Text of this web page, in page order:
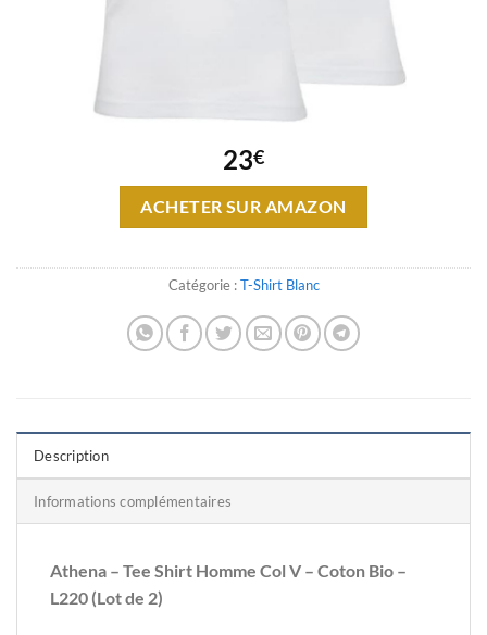
23€
ACHETER SUR AMAZON
Catégorie :T-Shirt Blanc
Description
Informations complémentaires
Athena – Tee Shirt Homme Col V – Coton Bio –
L220 (Lot de 2)